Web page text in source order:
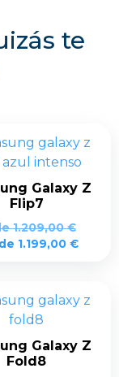
te
Galaxy Z
Flip7
1.209,00€
1.199,00 €
Galaxy Z
Fold8